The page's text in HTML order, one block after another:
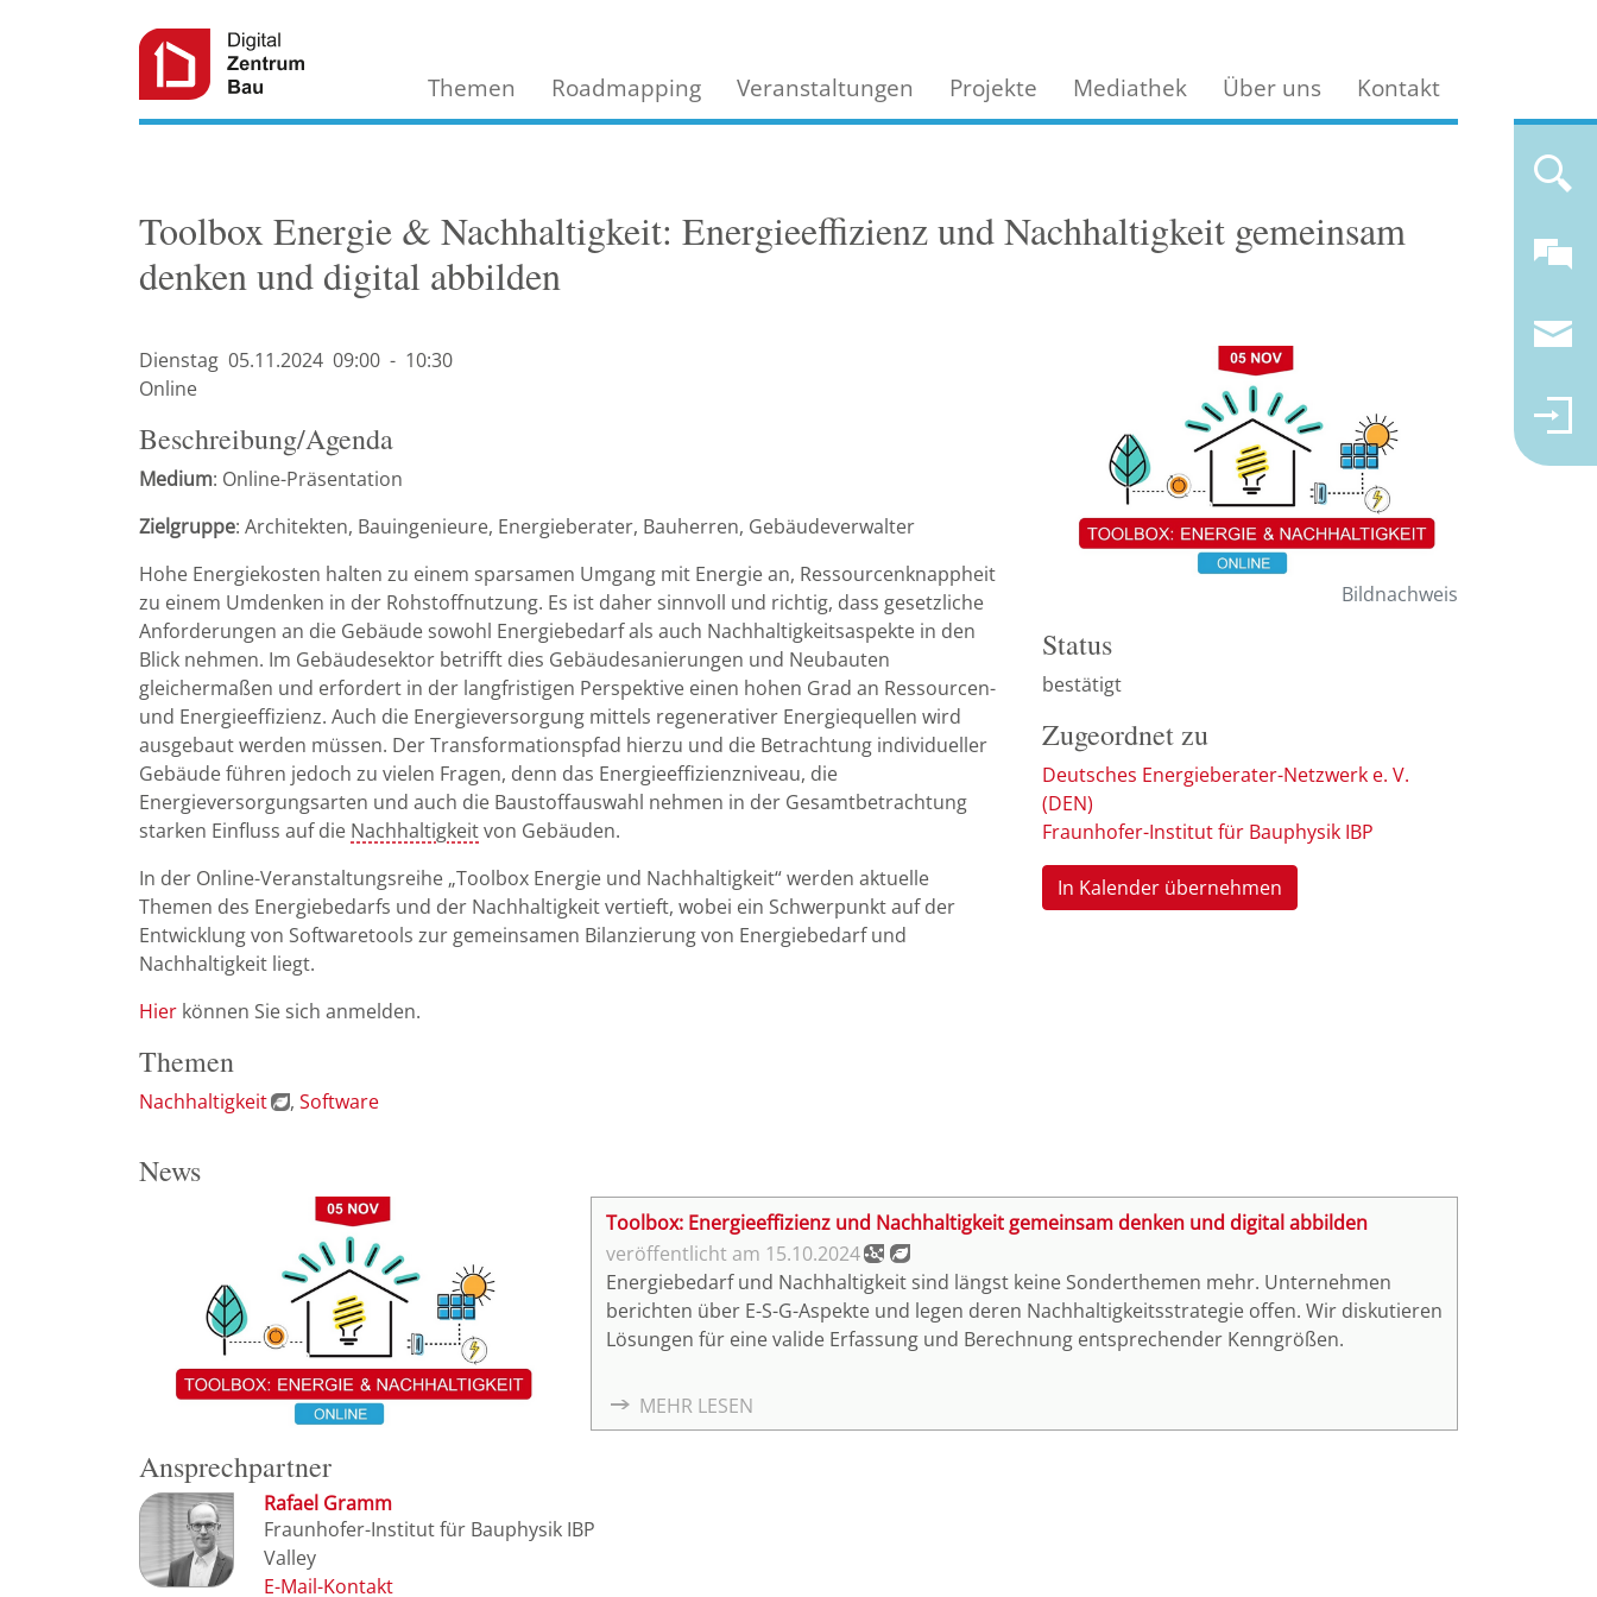
Themen Roadmapping Veranstaltungen Projekte Mediathek Über uns Kontakt
Toolbox Energie & Nachhaltigkeit: Energieeffizienz und Nachhaltigkeit gemeinsam
denken und digital abbilden
Dienstag 05.11.2024 09:00 - 10:30
Online
Beschreibung/Agenda
Medium: Online-Präsentation
Zielgruppe: Architekten, Bauingenieure, Energieberater, Bauherren, Gebäudeverwalter
Hohe Energiekosten halten zu einem sparsamen Umgang mit Energie an, Ressourcenknappheit
zu einem Umdenken in der Rohstoffnutzung. Es ist daher sinnvoll und richtig, dass gesetzliche
Anforderungen an die Gebäude sowohl Energiebedarf als auch Nachhaltigkeitsaspekte in den
Blick nehmen. Im Gebäudesektor betrifft dies Gebäudesanierungen und Neubauten
gleichermaßen und erfordert in der langfristigen Perspektive einen hohen Grad an Ressourcen-
und Energieeffizienz. Auch die Energieversorgung mittels regenerativer Energiequellen wird
ausgebaut werden müssen. Der Transformationspfad hierzu und die Betrachtung individueller
Gebäude führen jedoch zu vielen Fragen, denn das Energieeffizienzniveau, die
Energieversorgungsarten und auch die Baustoffauswahl nehmen in der Gesamtbetrachtung
starken Einfluss auf die Nachhaltigkeitvon Gebäuden.
In der Online-Veranstaltungsreihe „Toolbox Energie und Nachhaltigkeit“ werden aktuelle
Themen des Energiebedarfs und der Nachhaltigkeit vertieft, wobei ein Schwerpunkt auf der
Entwicklung von Softwaretools zur gemeinsamen Bilanzierung von Energiebedarf und
Nachhaltigkeit liegt.
Hier können Sie sich anmelden.
Themen
Nachhaltigkeit Software
Bildnachweis
Status
bestätigt
Zugeordnet zu
Deutsches Energieberater-Netzwerk e. V.
(DEN)
Fraunhofer-Institut für Bauphysik IBP
In Kalender übernehmen
News
Toolbox: Energieeffizienz und Nachhaltigkeit gemeinsam denken und digital abbilden
15.10.2024
Energiebedarf und Nachhaltigkeit sind längst keine Sonderthemen mehr. Unternehmen
berichten über E-S-G-Aspekte und legen deren Nachhaltigkeitsstrategie offen. Wir diskutieren
Lösungen für eine valide Erfassung und Berechnung entsprechender Kenngrößen.
MEHR LESEN
Ansprechpartner
Rafael Gramm
Fraunhofer-Institut für Bauphysik IBP
Valley